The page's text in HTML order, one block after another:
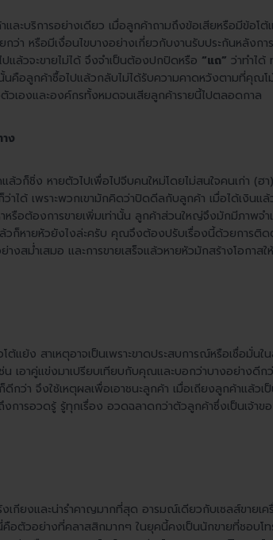
ะบริการอย่างเดียว เมื่อลูกค้าถามถึงข้อเสียหรือมีข้อโต้
า หรือมีเงื่อนไขบางอย่างเกี่ยวกับงานรับประกันหลังการ
แล้วจะขายไม่ได้ จึงจำเป็นต้องปกปิดหรือ “แถ” ว่าทำได้
คือลูกค้าซื้อไปแล้วกลับไม่ได้รับความคาดหวังตามที่คุณโ
เองและองค์กรทั้งหมดจนเสียลูกค้ารายนี้ไปตลอดกาล
ง
วก็ชิ่ง หายตัวไปเพื่อไปจีบคนใหม่โดยไม่สนใจคนเก่า (
าได้ เพราะพวกเขามักคิดว่าปิดดีลกับลูกค้า เมื่อได้เงินแ
รือต้องการขายเพิ่มเท่านั้น ลูกค้าส่วนใหญ่จึงมักมีภาพจำ
วก็หายหัวยังไงล่ะครับ คุณจึงต้องปรับเรื่องนี้ด้วยการติด
งสม่ำเสมอ และการขายเสร็จแล้วหายหัวมักสร้างโอกาสใ
แย้ง สาเหตุอาจเป็นเพราะขาดประสบการณ์หรือเชื่อมั่นใ
เอาคู่แข่งมาเปรียบเทียบกับคุณและบอกว่าบางอย่างดี
า จึงใช้เหตุผลเพื่อเอาชนะลูกค้า เมื่อเถียงลูกค้าแล้วเ
รอวดรู้ รู้ทุกเรื่อง อวดฉลาดกว่าตัวลูกค้าซึ่งเป็นเจ้าขอ
กียงและน่ารำคาญมากที่สุด อารมณ์เดียวกับเซลส์ขายเค
อตัวอย่างที่คลาสสิกมากๆ ในยุคนี้คงเป็นนักขายที่ชอบโ